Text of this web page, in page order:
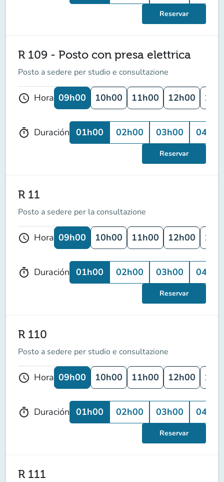
Reservar
R 109 - Posto con presa elettrica
Posto a sedere per studio e consultazione
schedule Hora 09h00 10h00 11h00 12h00
timer Duración 01h00 02h00 03h00 04h00
Reservar
R 11
Posto a sedere per la consultazione
schedule Hora 09h00 10h00 11h00 12h00
timer Duración 01h00 02h00 03h00 04h00
Reservar
R 110
Posto a sedere per studio e consultazione
schedule Hora 09h00 10h00 11h00 12h00
timer Duración 01h00 02h00 03h00 04h00
Reservar
R 111